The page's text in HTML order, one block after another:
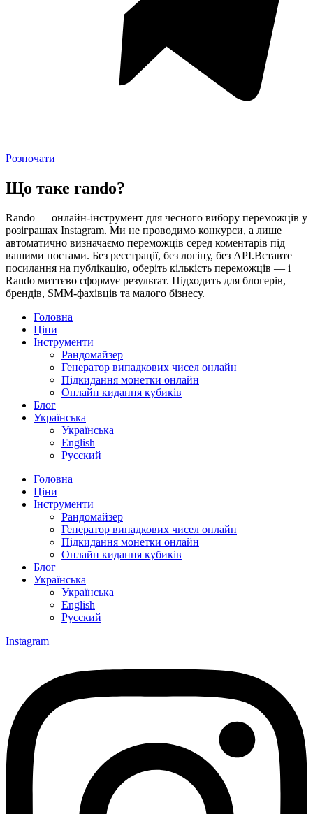
Розпочати
Що таке rando?
Rando — онлайн-інструмент для чесного вибору переможців у
розіграшах Instagram. Ми не проводимо конкурси, а лише
автоматично визначаємо переможців серед коментарів під
вашими постами. Без реєстрації, без логіну, без API.Вставте
посилання на публікацію, оберіть кількість переможців — і
Rando миттєво сформує результат. Підходить для блогерів,
брендів, SMM-фахівців та малого бізнесу.
Головна
Ціни
Інструменти
Рандомайзер
Генератор випадкових чисел онлайн
Підкидання монетки онлайн
Онлайн кидання кубиків
Блог
Українська
Українська
English
Русский
Головна
Ціни
Інструменти
Рандомайзер
Генератор випадкових чисел онлайн
Підкидання монетки онлайн
Онлайн кидання кубиків
Блог
Українська
Українська
English
Русский
Instagram